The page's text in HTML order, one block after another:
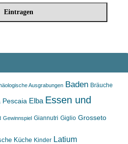
Ausgrabungen Baden Bräuche
Pescaia Elba Essen und
Gewinnspiel Giannutri Giglio Grosseto
Küche Kinder Latium